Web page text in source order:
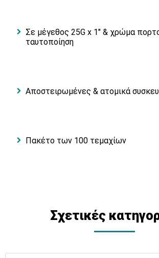
Σε μέγεθος 25G x 1" & χρώμα
ταυτοποίηση
Αποστειρωμένες & ατομικά
Πακέτο των 100 τεμαχίων
Σχετικές